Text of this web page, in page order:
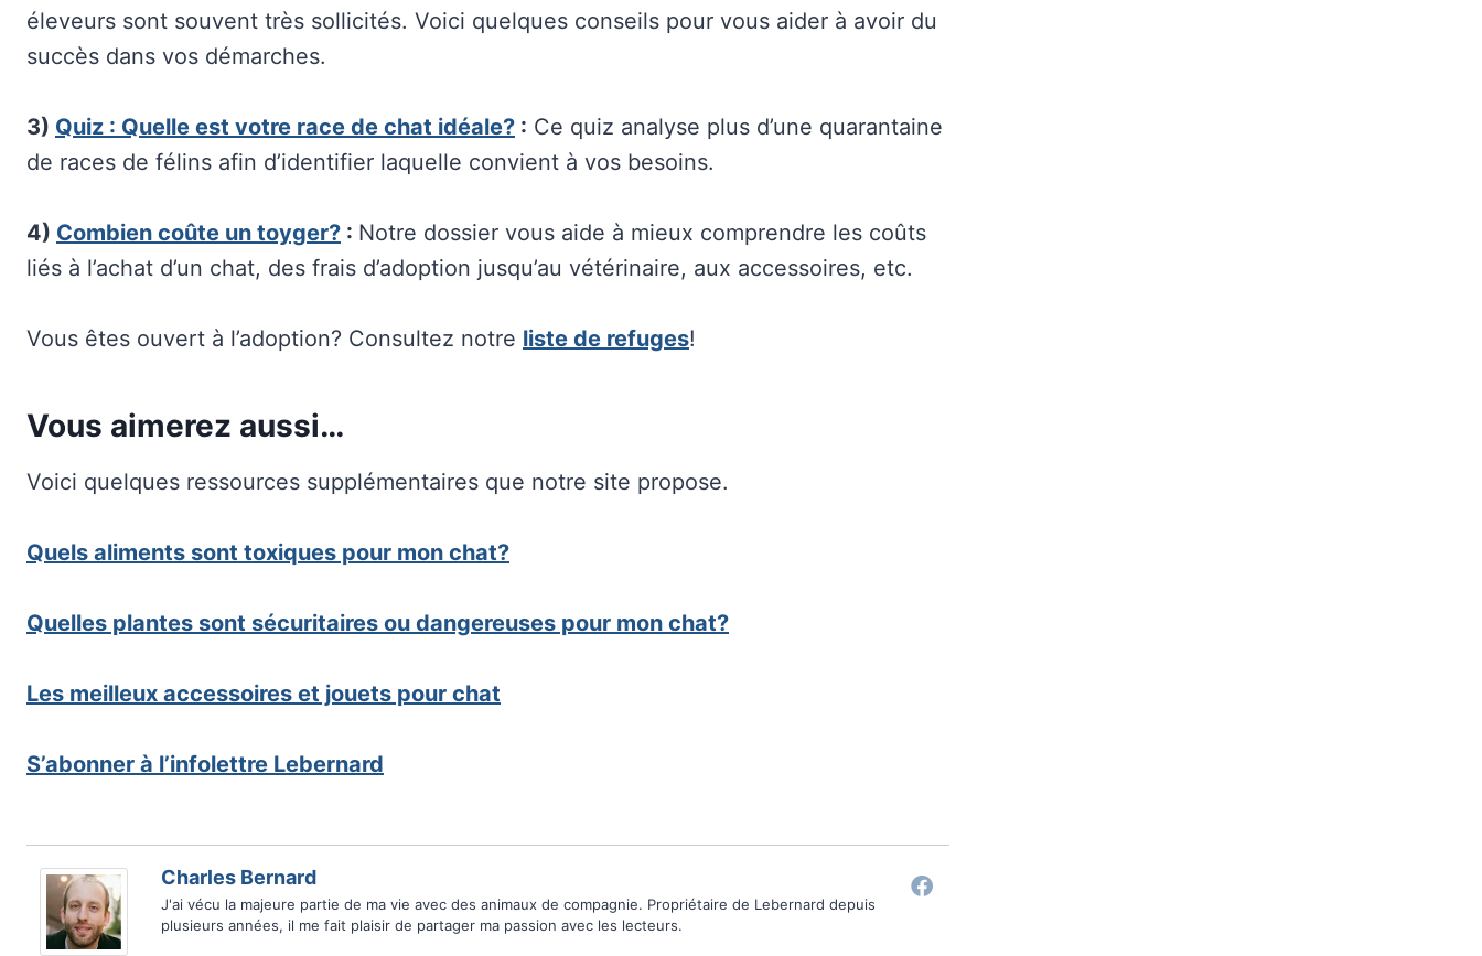
éleveurs sont souvent très sollicités. Voici quelques conseils pour vous aider à avoir du
succès dans vos démarches.
3) Quiz : Quelle est votre race de chat idéale? : Ce quiz analyse plus d’une quarantaine
de races de félins afin d’identifier laquelle convient à vos besoins.
4) Combien coûte un toyger? : Notre dossier vous aide à mieux comprendre les coûts
liés à l’achat d’un chat, des frais d’adoption jusqu’au vétérinaire, aux accessoires, etc.
Vous êtes ouvert à l’adoption? Consultez notre liste de refuges!
Vous aimerez aussi…
Voici quelques ressources supplémentaires que notre site propose.
Quels aliments sont toxiques pour mon chat?
Quelles plantes sont sécuritaires ou dangereuses pour mon chat?
Les meilleux accessoires et jouets pour chat
S’abonner à l’infolettre Lebernard
Charles Bernard
J'ai vécu la majeure partie de ma vie avec des animaux de compagnie. Propriétaire de Lebernard depuis
plusieurs années, il me fait plaisir de partager ma passion avec les lecteurs.